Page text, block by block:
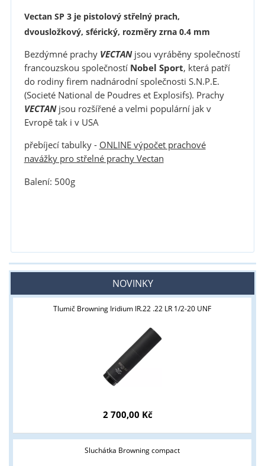
Vectan SP 3je pistolový střelný prach,
dvousložkový, sférický, rozměry zrna 0.4 mm
Bezdýmné prachy VECTANjsou vyráběny společností
francouzskou společností Nobel Sport, která patří
do rodiny firem nadnárodní společnosti S.N.P.E.
(Societé National de Poudres et Explosifs). Prachy
VECTANjsou rozšířené a velmi populární jak v
Evropě tak i v USA
přebíjecí tabulky - ONLINE výpočet prachové
navážky pro střelné prachy Vectan
Balení: 500g
NOVINKY
Tlumič Browning Iridium IR.22 .22 LR 1/2-20 UNF
2 700,00 Kč
Sluchátka Browning compact